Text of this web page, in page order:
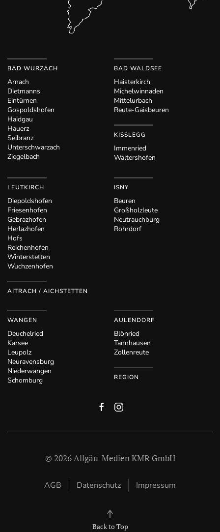
BAD WURZACH
Arnach
Dietmanns
Eintürnen
Gospoldshofen
Haidgau
Hauerz
Seibranz
Unterschwarzach
Ziegelbach
BAD WALDSEE
Haisterkirch
Michelwinnaden
Mittelurbach
Reute-Gaisbeuren
KISSLEGG
Immenried
Waltershofen
LEUTKIRCH
Diepoldshofen
Friesenhofen
Gebrazhofen
Herlazhofen
Hofs
Reichenhofen
Winterstetten
Wuchzenhofen
AITRACH / AICHSTETTEN
ISNY
Beuren
Großholzleute
Neutrauchburg
Rohrdorf
WANGEN
Deuchelried
Karsee
Leupolz
Neuravensburg
Niederwangen
Schomburg
AULENDORF
Blönried
Tannhausen
Zollenreute
REGION
© 2026Allgäu-Medien KMR GmbH
AGB Datenschutz Impressum
Back to Top